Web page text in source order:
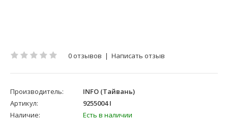
0 отзывов | Написать отзыв
Производитель:
INFO (Тайвань)
Артикул:
9255004 I
Наличие:
Есть в наличии